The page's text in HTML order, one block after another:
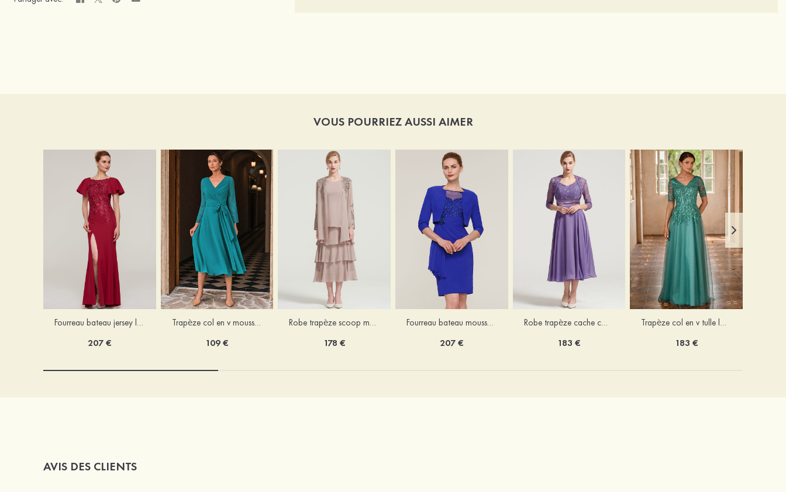
VOUS POURRIEZ AUSSI AIMER
Fourreau bateau jersey longueur ras du sol robe de mère de la mariée avec appliqué fendue
207 €
Trapèze col en v mousseline longueur mollet robe de mère de la mariée avec plissé ceintures
109 €
Robe trapèze scoop mousseline longueur mollet robe de mère de la mariée avec appliqué volants veste
178 €
Fourreau bateau mousseline longueur genou robe de mère de la mariée avec appliqué perle plissé veste
207 €
Robe trapèze cache cœur mousseline longueur mollet robe de mère de la mariée avec plissé veste
183 €
Trapèze col en v tulle longueur ras du sol robe de mère de la mariée avec perles paillettes
183 €
AVIS DES CLIENTS